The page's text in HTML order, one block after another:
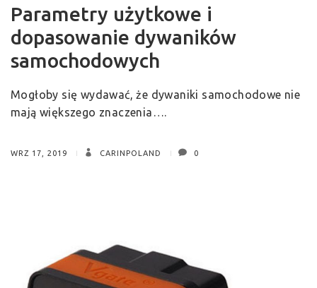
Parametry użytkowe i
dopasowanie dywaników
samochodowych
Mogłoby się wydawać, że dywaniki samochodowe nie
mają większego znaczenia….
WRZ 17, 2019 CARINPOLAND 0